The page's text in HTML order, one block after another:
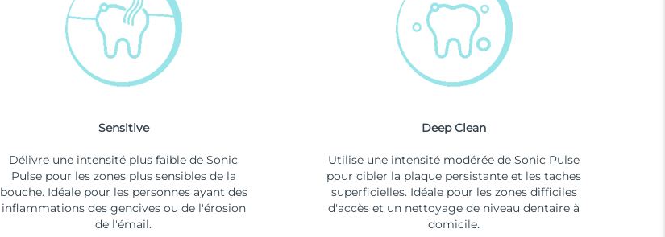
Sensitive
Délivre une intensité plus faible de Sonic
Pulse pour les zones plus sensibles de la
bouche. Idéale pour les personnes ayant des
inflammations des gencives ou de l'érosion
de l'émail.
Deep Clean
Utilise une intensité modérée de Sonic Pulse
pour cibler la plaque persistante et les taches
superficielles. Idéale pour les zones difficiles
d'accès et un nettoyage de niveau dentaire à
domicile.